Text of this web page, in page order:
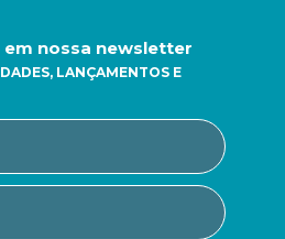
em nossa newsletter
LANÇAMENTOS E